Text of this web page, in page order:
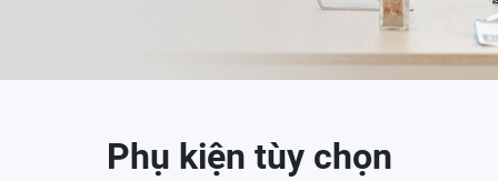
Phụ kiện tùy chọn